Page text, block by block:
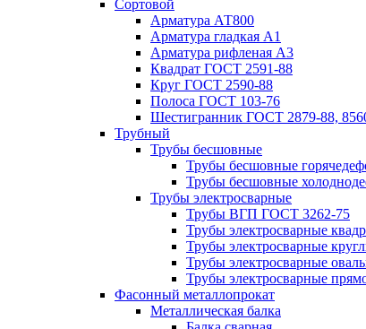
Сортовой
Арматура АТ800
Арматура гладкая А1
Арматура рифленая А3
Квадрат ГОСТ 2591-88
Круг ГОСТ 2590-88
Полоса ГОСТ 103-76
Шестигранник ГОСТ 2879-88,
Трубный
Трубы бесшовные
Трубы бесшовные
Трубы бесшовные
Трубы электросварные
Трубы ВГП ГОСТ 3262-75
Трубы электросварные
Трубы электросварные
Трубы электросварные
Трубы электросварные
Фасонный металлопрокат
Металлическая балка